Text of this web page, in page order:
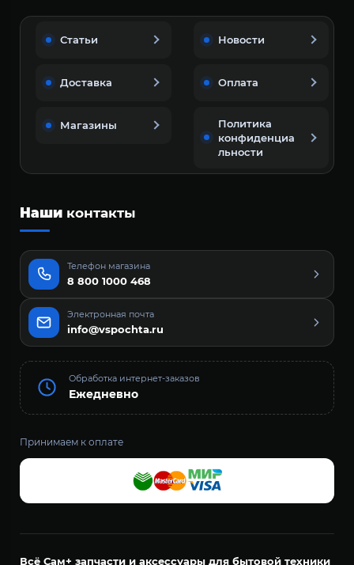
Статьи Новости
Доставка Оплата
Магазины
Политика
конфиденциа
льности
Наши контакты
Телефон магазина
8 800 1000 468
Электронная почта
info@vspochta.ru
Обработка интернет-заказов
Ежедневно
Принимаем к оплате
Всё Сам+ запчасти и аксессуары для бытовой техники